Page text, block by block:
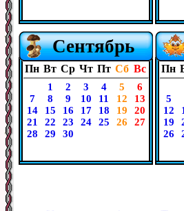
Сентябрь
Пн Вт Ср Чт Пт Сб Вс
1 2 3 4 5
6
7
8 9 10 11 12
13
14
15 16 17 18 19
20
21
22 23 24 25 26
27
28
29 30
Пн
5
12
19
26